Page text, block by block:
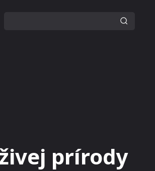
prírody